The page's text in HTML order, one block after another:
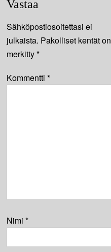
Vastaa
Sähköpostiosoitettasi ei
julkaista. Pakolliset kentät on
merkitty*
Kommentti*
Nimi*